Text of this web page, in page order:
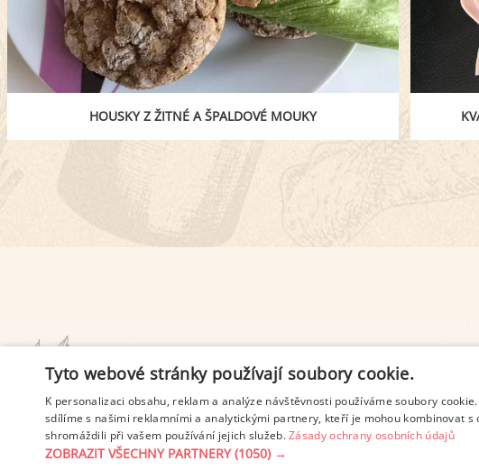
HOUSKY Z ŽITNÉ A ŠPALDOVÉ MOUKY
PODMÍNKY UŽITÍ ZÁSADY
Tyto webové stránky používají soubory cookie.
K personalizaci obsahu, reklam a analýze návštěvnosti používáme soubory
sdílíme s našimi reklamními a analytickými partnery, kteří je mohou kombinovat
shromáždili při vašem používání jejich služeb.Zásady ochrany osobních údajů
ZOBRAZIT VŠECHNY PARTNERY(1050) →